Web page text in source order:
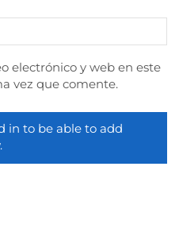
electrónico y web en este
vez que comente.
in to be able to add